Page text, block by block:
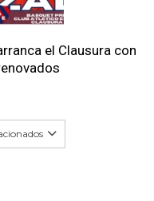
el Clausura con